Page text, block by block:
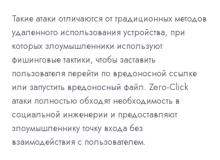
Такие атаки отличаются от традиционных методов
удаленного использования устройства, при
которых злоумышленники используют
фишинговые тактики, чтобы заставить
пользователя перейти по вредоносной ссылке
или запустить вредоносный файл. Zero-Click
атаки полностью обходят необходимость в
социальной инженерии и предоставляют
злоумышленнику точку входа без
взаимодействия с пользователем.